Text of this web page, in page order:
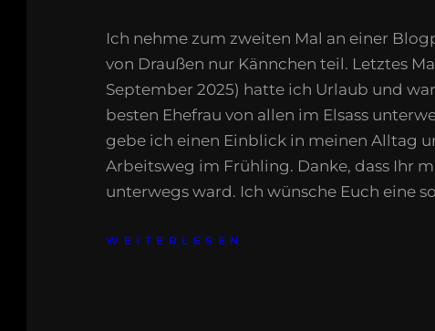
Ich nehme zum zweiten Mal an einer
von Draußen nur Kännchen teil. Letztes
September 2025) hatte ich Urlaub und
besten Ehefrau von allen im Elsass
gebe ich einen Einblick in meinen Alltag
Arbeitsweg im Frühling. Danke, dass Ihr
unterwegs ward. Ich wünsche Euch eine
WEITERLESEN